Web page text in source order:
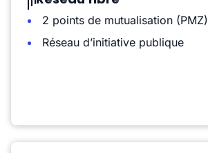
2 points de mutualisation (PMZ)
Réseau d’initiative publique